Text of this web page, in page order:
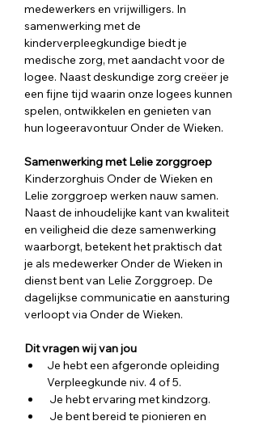
medewerkers en vrijwilligers. In
samenwerking met de
kinderverpleegkundige biedt je
medische zorg, met aandacht voor de
logee. Naast deskundige zorg creëer je
een fijne tijd waarin onze logees kunnen
spelen, ontwikkelen en genieten van
hun logeeravontuur Onder de Wieken.
Samenwerking met Lelie zorggroep
Kinderzorghuis Onder de Wieken en
Lelie zorggroep werken nauw samen.
Naast de inhoudelijke kant van kwaliteit
en veiligheid die deze samenwerking
waarborgt, betekent het praktisch dat
je als medewerker Onder de Wieken in
dienst bent van Lelie Zorggroep. De
dagelijkse communicatie en aansturing
verloopt via Onder de Wieken.
Dit vragen wij van jou
Je hebt een afgeronde opleiding
Verpleegkunde niv. 4 of 5.
Je hebt ervaring met kindzorg.